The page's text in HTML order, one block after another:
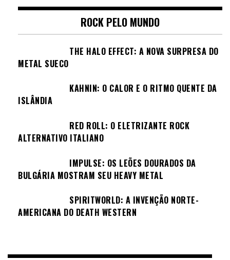
ROCK PELO MUNDO
THE HALO EFFECT: A NOVA SURPRESA DO
METAL SUECO
KAHNIN: O CALOR E O RITMO QUENTE DA
ISLÂNDIA
RED ROLL: O ELETRIZANTE ROCK
ALTERNATIVO ITALIANO
IMPULSE: OS LEÕES DOURADOS DA
BULGÁRIA MOSTRAM SEU HEAVY METAL
SPIRITWORLD: A INVENÇÃO NORTE-
AMERICANA DO DEATH WESTERN